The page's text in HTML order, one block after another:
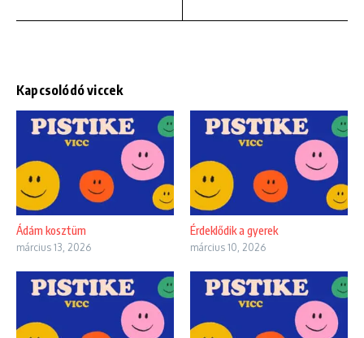
Kapcsolódó viccek
Ádám kosztüm
március 13, 2026
Érdeklődik a gyerek
március 10, 2026